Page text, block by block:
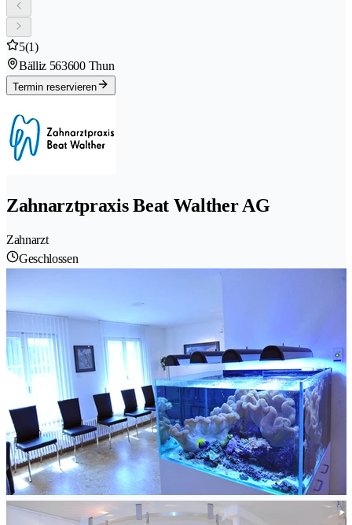
5(1)
Bälliz 563600 Thun
Termin reservieren
Zahnarztpraxis Beat Walther AG
Zahnarzt
Geschlossen